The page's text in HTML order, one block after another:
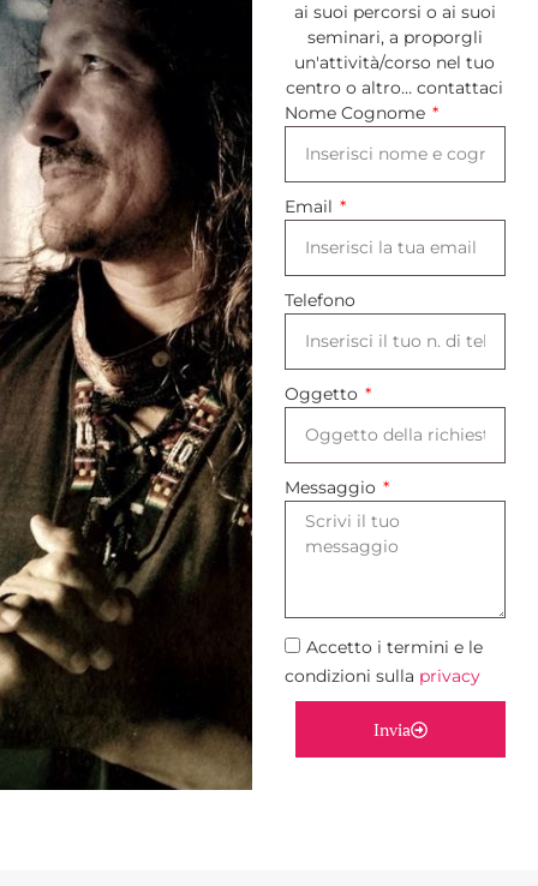
ai suoi percorsi o ai suoi
seminari, a proporgli
un'attività/corso nel tuo
centro o altro… contattaci
Nome Cognome
Email
Telefono
Oggetto
Messaggio
Accetto i termini e le
condizioni sulla privacy
Invia